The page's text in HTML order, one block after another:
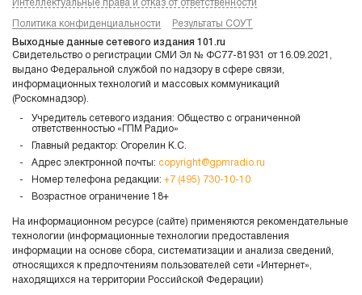
Интеллектуальные права и отказ от ответственности
Политика конфиденциальности Результаты СОУТ
Выходные данные сетевого издания 101.ru
Свидетельство о регистрации СМИ Эл № ФС77-81931 от 16.09.2021,
выдано Федеральной службой по надзору в сфере связи,
информационных технологий и массовых коммуникаций
(Роскомнадзор).
Учредитель сетевого издания: Общество с ограниченной
ответственностью «ГПМ Радио»
Главный редактор: Огорелин К.С.
Адрес электронной почты: copyright@gpmradio.ru
Номер телефона редакции: +7 (495) 730-10-10
Возрастное ограничение 18+
На информационном ресурсе (сайте) применяются рекомендательные
технологии (информационные технологии предоставления
информации на основе сбора, систематизации и анализа сведений,
относящихся к предпочтениям пользователей сети «Интернет»,
находящихся на территории Российской Федерации)